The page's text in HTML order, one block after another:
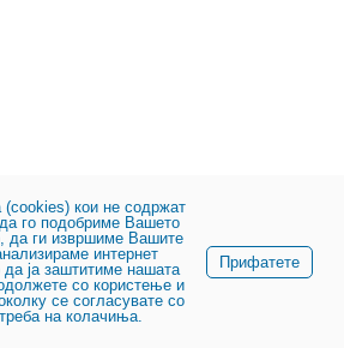
кои не содржат
го подобриме Вашето
да ги извршиме Вашите
интернет
да ја заштитиме нашата
со користење и
се согласувате со
на колачиња.
Прифатете